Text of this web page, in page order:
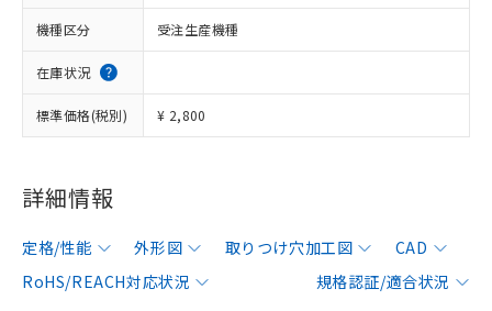
機種区分 受注生産機種
在庫状況
標準価格(税別) ¥ 2,800
詳細情報
定格/性能 外形図 取りつけ穴加工図
CAD
RoHS/REACH対応状況
規格認証/適合状況